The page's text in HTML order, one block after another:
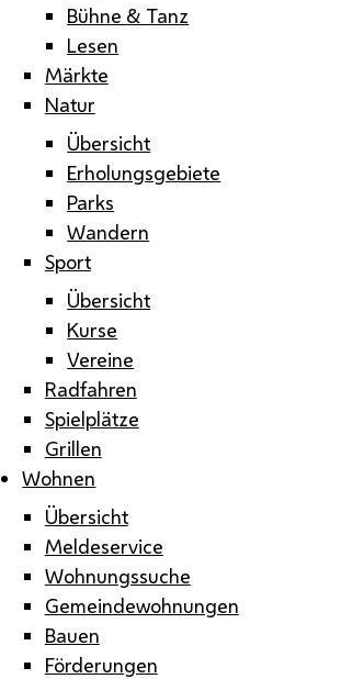
Bühne & Tanz
Lesen
Märkte
Natur
Übersicht
Erholungsgebiete
Parks
Wandern
Sport
Übersicht
Kurse
Vereine
Radfahren
Spielplätze
Grillen
Wohnen
Übersicht
Meldeservice
Wohnungssuche
Gemeindewohnungen
Bauen
Förderungen